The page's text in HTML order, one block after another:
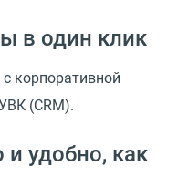
в один клик
корпоративной
(CRM).
удобно, как